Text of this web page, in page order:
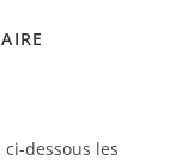
dessous les